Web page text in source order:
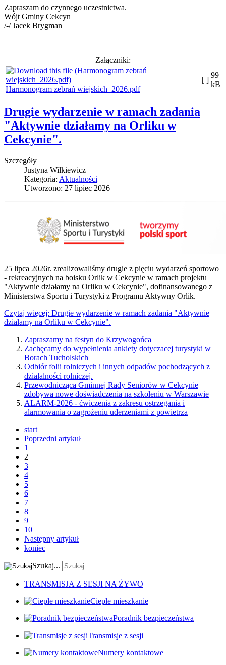
Zapraszam do czynnego uczestnictwa.
Wójt Gminy Cekcyn
/-/ Jacek Brygman
Załączniki:
Harmonogram zebrań wiejskich_2026.pdf
[ ]
99
kB
Drugie wydarzenie w ramach zadania
"Aktywnie działamy na Orliku w
Cekcynie".
Szczegóły
Justyna Wilkiewicz
Kategoria: Aktualności
Utworzono: 27 lipiec 2026
25 lipca 2026r. zrealizowaliśmy drugie z pięciu wydarzeń sportowo
- rekreacyjnych na boisku Orlik w Cekcynie w ramach projektu
"Aktywnie działamy na Orliku w Cekcynie", dofinansowanego z
Ministerstwa Sportu i Turystyki z Programu Aktywny Orlik.
Czytaj więcej: Drugie wydarzenie w ramach zadania "Aktywnie
działamy na Orliku w Cekcynie".
Zapraszamy na festyn do Krzywogońca
Zachęcamy do wypełnienia ankiety dotyczacej turystyki w
Borach Tucholskich
Odbiór folii rolniczych i innych odpadów pochodzących z
działalności rolniczej.
Przewodnicząca Gminnej Rady Seniorów w Cekcynie
zdobywa nowe doświadczenia na szkoleniu w Warszawie
ALARM-2026 - ćwiczenia z zakresu ostrzegania i
alarmowania o zagrożeniu uderzeniami z powietrza
start
Poprzedni artykuł
1
2
3
4
5
6
7
8
9
10
Następny artykuł
koniec
Szukaj...
TRANSMISJA Z SESJI NA ŻYWO
Ciepłe mieszkanie
Poradnik bezpieczeństwa
Transmisje z sesji
Numery kontaktowe